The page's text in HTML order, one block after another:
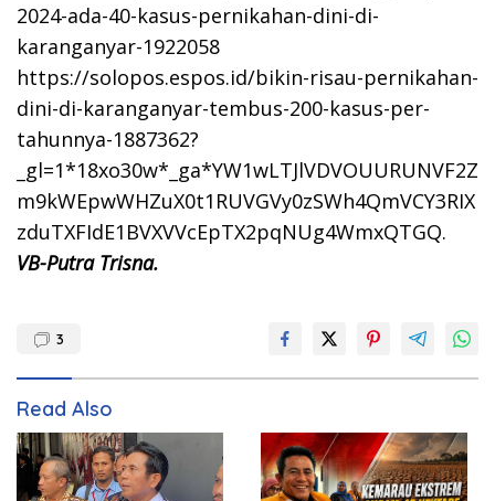
2024-ada-40-kasus-pernikahan-dini-di-
karanganyar-1922058
https://solopos.espos.id/bikin-risau-pernikahan-
dini-di-karanganyar-tembus-200-kasus-per-
tahunnya-1887362?
_gl=1*18xo30w*_ga*YW1wLTJlVDVOUURUNVF2Z
m9kWEpwWHZuX0t1RUVGVy0zSWh4QmVCY3RIX
zduTXFIdE1BVXVVcEpTX2pqNUg4WmxQTGQ.
VB-Putra Trisna.
3
Read Also